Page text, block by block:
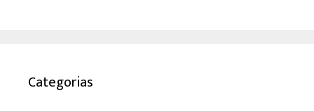
Categorias